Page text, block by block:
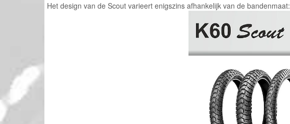
Het design van de Scout varieert enigszins afhankelijk van de bandenmaat: